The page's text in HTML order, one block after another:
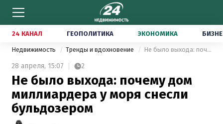
24 КАНАЛ ГЕОПОЛИТИКА ЭКОНОМИКА
Недвижимость Тренды и вдохновение Не было выхода: почему дом миллиардера у моря снесли бульдозером
28 апреля, 15:07 2
Не было выхода: почему дом
миллиардера у моря снесли
бульдозером